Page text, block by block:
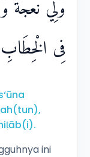
وَّلِيَ نَعْجَةٌ
فِى الْخِطَابِ
ini